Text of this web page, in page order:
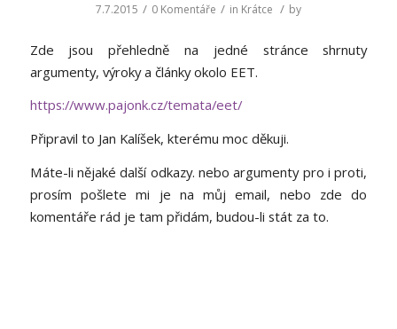
7.7.2015 / 0 Komentáře / in Krátce / by
Zde jsou přehledně na jedné stránce shrnuty
argumenty, výroky a články okolo EET.
https://www.pajonk.cz/temata/eet/
Připravil to Jan Kalíšek, kterému moc děkuji.
Máte-li nějaké další odkazy. nebo argumenty pro i proti,
prosím pošlete mi je na můj email, nebo zde do
komentáře rád je tam přidám, budou-li stát za to.